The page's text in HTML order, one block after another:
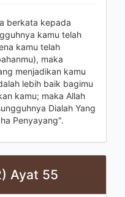
berkata kepada
kamu telah
kamu telah
maka
menjadikan kamu
lebih baik bagimu
kamu; maka Allah
Dialah Yang
Penyayang".
Ayat 55